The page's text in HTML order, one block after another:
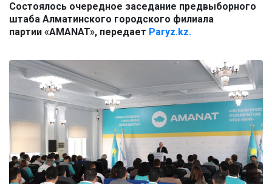
Состоялось очередное заседание предвыборного
штаба Алматинского городского филиала
партии «AMANAT», передает Paryz.kz.